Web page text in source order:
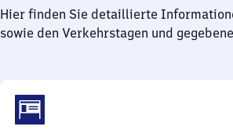
Hier finden Sie detaillierte
sowie den Verkehrstagen und